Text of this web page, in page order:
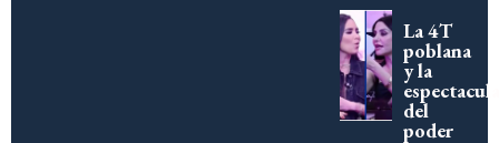
La 4T
poblana
y la
del
poder